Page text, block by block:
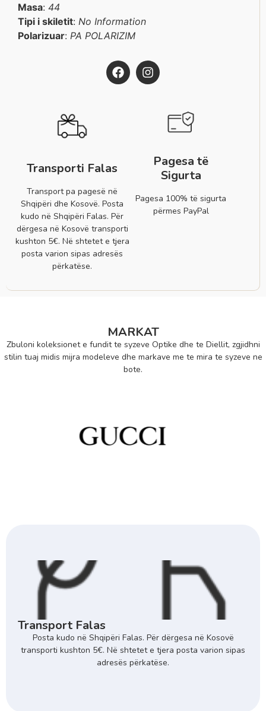
Masa: 44
Tipi i skiletit: No Information
Polarizuar: PA POLARIZIM
Transporti Falas
Transport pa pagesë në
Shqipëri dhe Kosovë. Posta
kudo në Shqipëri Falas. Për
dërgesa në Kosovë transporti
kushton 5€. Në shtetet e tjera
posta varion sipas adresës
përkatëse.
Pagesa të
Sigurta
Pagesa 100% të sigurta
përmes PayPal
MARKAT
Zbuloni koleksionet e fundit te syzeve Optike dhe te Diellit, zgjidhni
stilin tuaj midis mijra modeleve dhe markave me te mira te syzeve ne
bote.
Transport Falas
Posta kudo në Shqipëri Falas. Për dërgesa në Kosovë
transporti kushton 5€. Në shtetet e tjera posta varion sipas
adresës përkatëse.